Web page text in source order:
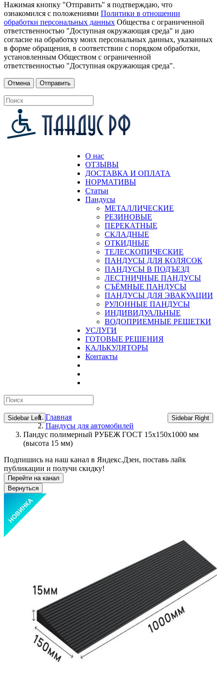
Нажимая кнопку "Отправить" я подтверждаю, что
ознакомился с положениями Политики в отношении
обработки персональных данных Общества с ограниченной
ответственностью "Доступная окружающая среда" и даю
согласие на обработку моих персональных данных, указанных
в форме обращения, в соответствии с порядком обработки,
установленным Обществом с ограниченной
ответственностью "Доступная окружающая среда".
О нас
ОТЗЫВЫ
ДОСТАВКА И ОПЛАТА
НОРМАТИВЫ
Статьи
Пандусы
МЕТАЛЛИЧЕСКИЕ
РЕЗИНОВЫЕ
ПЕРЕКАТНЫЕ
СКЛАДНЫЕ
ОТКИДНЫЕ
ТЕЛЕСКОПИЧЕСКИЕ
ПАНДУСЫ ДЛЯ КОЛЯСОК
ПАНДУСЫ В ПОДЪЕЗД
ЛЕСТНИЧНЫЕ ПАНДУСЫ
CЪЁМНЫЕ ПАНДУСЫ
ПАНДУСЫ ДЛЯ ЭВАКУАЦИИ
РУЛОННЫЕ ПАНДУСЫ
ИНДИВИДУАЛЬНЫЕ
ВОДОПРИЕМНЫЕ РЕШЕТКИ
УСЛУГИ
ГОТОВЫЕ РЕШЕНИЯ
КАЛЬКУЛЯТОРЫ
Контакты
Sidebar Left Sidebar Right
Главная
Пандусы для автомобилей
Пандус полимерный РУБЕЖ ГОСТ 15х150х1000 мм
(высота 15 мм)
Подпишись на наш канал в Яндекс.Дзен, поставь лайк
публикации и получи скидку!